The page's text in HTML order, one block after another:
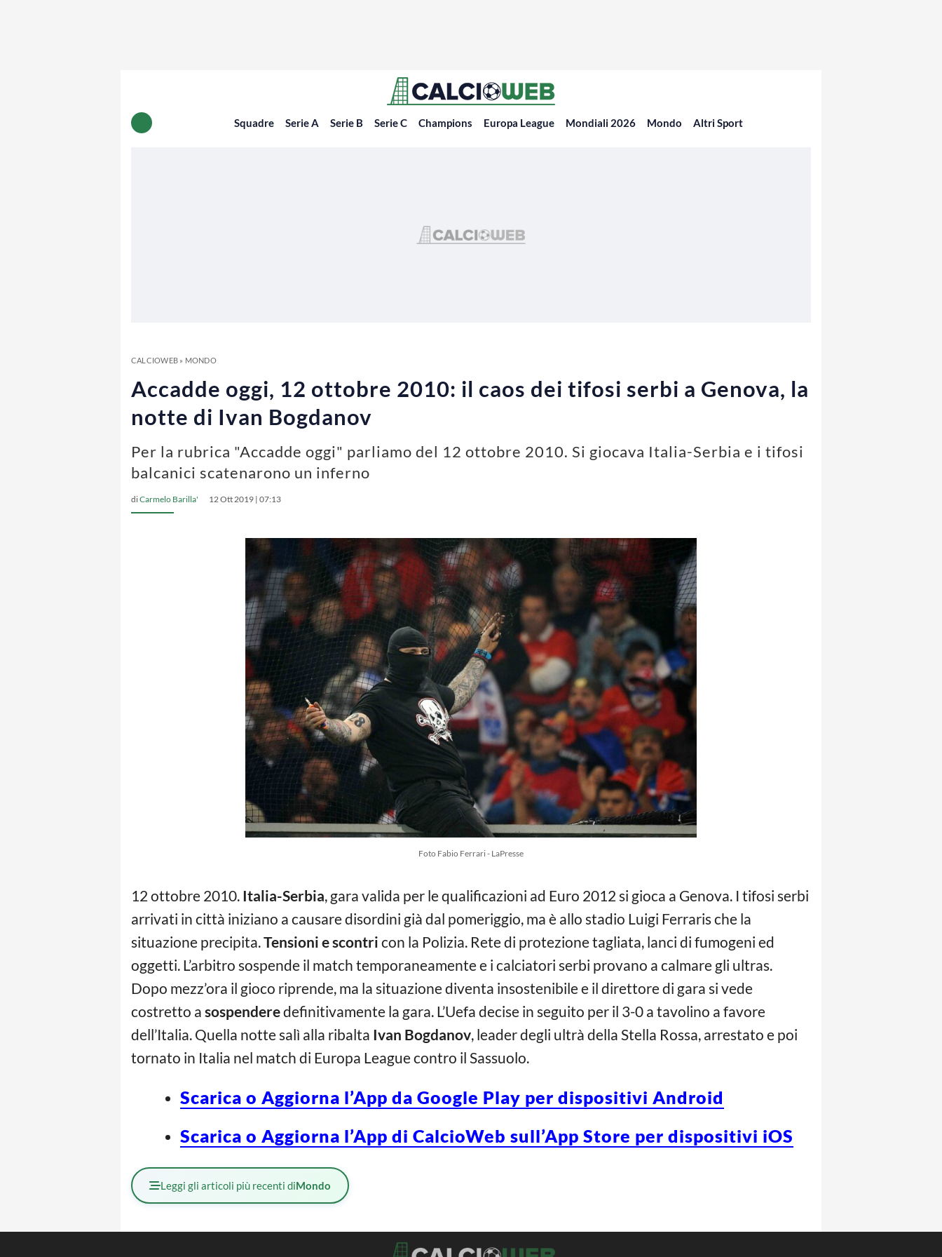
Squadre Serie A Serie B Serie C Champions Europa League Mondiali 2026 Mondo Altri Sport
CALCIOWEB» MONDO
Accadde oggi, 12 ottobre 2010: il caos dei tifosi serbi a Genova, la
notte di Ivan Bogdanov
Per la rubrica "Accadde oggi" parliamo del 12 ottobre 2010. Si giocava Italia-Serbia e i tifosi
balcanici scatenarono un inferno
diCarmelo Barilla' 12 Ott 2019 | 07:13
Foto Fabio Ferrari - LaPresse
12 ottobre 2010. Italia-Serbia, gara valida per le qualificazioni ad Euro 2012 si gioca a Genova. I tifosi serbi
arrivati in città iniziano a causare disordini già dal pomeriggio, ma è allo stadio Luigi Ferraris che la
situazione precipita.Tensioni e scontri con la Polizia. Rete di protezione tagliata, lanci di fumogeni ed
oggetti. L’arbitro sospende il match temporaneamente e i calciatori serbi provano a calmare gli ultras.
Dopo mezz’ora il gioco riprende, ma la situazione diventa insostenibile e il direttore di gara si vede
costretto a sospenderedefinitivamente la gara. L’Uefa decise in seguito per il 3-0 a tavolino a favore
dell’Italia. Quella notte salì alla ribalta Ivan Bogdanov, leader degli ultrà della Stella Rossa, arrestato e poi
tornato in Italia nel match di Europa League contro il Sassuolo.
Scarica o Aggiorna l’App da Google Play per dispositivi Android
Scarica o Aggiorna l’App di CalcioWeb sull’App Store per dispositivi iOS
Leggi gli articoli più recenti diMondo